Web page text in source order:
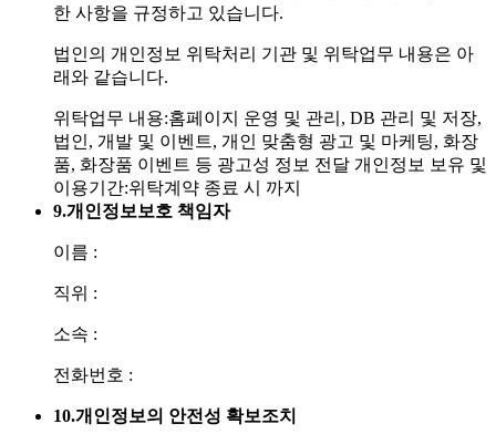
한 사항을 규정하고 있습니다.
법인의 개인정보 위탁처리 기관 및 위탁업무 내용은 아
래와 같습니다.
위탁업무 내용:홈페이지 운영 및 관리, DB 관리 및 저장,
법인, 개발 및 이벤트, 개인 맞춤형 광고 및 마케팅, 화장
품, 화장품 이벤트 등 광고성 정보 전달 개인정보 보유 및
이용기간:위탁계약 종료 시 까지
9.개인정보보호 책임자
이름 :
직위 :
소속 :
전화번호 :
10.개인정보의 안전성 확보조치